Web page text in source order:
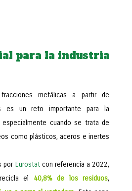
para la industria
metálicas a partir de
es un reto importante para la
especialmente cuando se trata de
como plásticos, aceros e inertes
por Eurostat con referencia a 2022,
el 40,8% de los residuos,